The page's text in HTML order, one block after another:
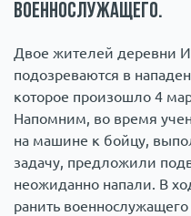
военнослужащего.
Двое жителей деревни
подозреваются в
которое произошло 4
Напомним, во время
на машине к бойцу,
задачу, предложили
неожиданно напали. В
ранить